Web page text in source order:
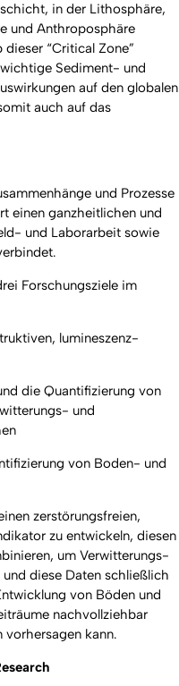
in der Lithosphäre,
und Anthroposphäre
“Critical Zone”
Sediment- und
auf den globalen
auch auf das
und Prozesse
einen ganzheitlichen und
und Laborarbeit sowie
Forschungsziele im
lumineszenz-
die Quantifizierung von
und
von Boden- und
zerstörungsfreien,
zu entwickeln, diesen
um Verwitterungs-
diese Daten schließlich
von Böden und
nachvollziehbar
vorhersagen kann.